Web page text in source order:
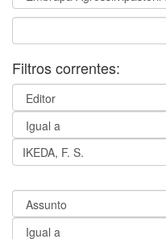
Filtros correntes: